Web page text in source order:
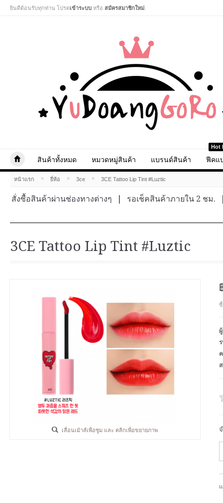
ยินดีต้อนรับทุกท่าน โปรดเข้าระบบ หรือ สมัครสมาชิกใหม่
สินค้าทั้งหมด หมวดหมู่สินค้า แบรนด์สินค้า
Hot
ฟีคแ
หน้าแรก » ยี่ห้อ » 3ce » 3CE Tattoo Lip Tint #Luztic
สั่งซื้อสินค้าผ่านช่องทางต่างๆ รอเช็คสินค้าภายใน 2 ชม.
3CE Tattoo Lip Tint #Luztic
เลื่อนเม้าส์เพื่อซูม และ คลิกเพื่อขยายภาพ